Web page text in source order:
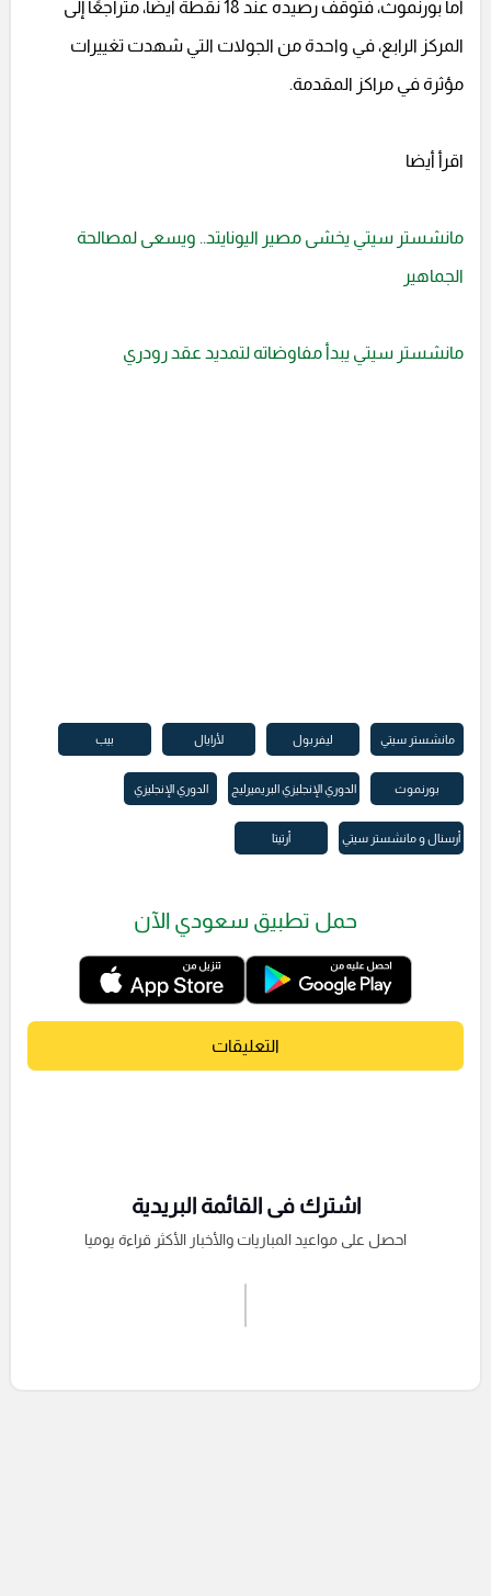
أما بورنموث، فتوقف رصيده عند 18 نقطة أيضًا، متراجعًا إلى
المركز الرابع، في واحدة من الجولات التي شهدت تغييرات
مؤثرة في مراكز المقدمة.
اقرأ أيضا
مانشستر سيتي يخشى مصير اليونايتد.. ويسعى لمصالحة
الجماهير
مانشستر سيتي يبدأ مفاوضاته لتمديد عقد رودري
مانشستر سيتي ليفربول لأرايال بيب
بورنموث الدوري الإنجليزي البريميرليج الدوري الإنجليزي
أرسنال و مانشستر سيتي أرتيتا
حمل تطبيق سعودي الآن
التعليقات
اشترك فى القائمة البريدية
احصل على مواعيد المباريات والأخبار الأكثر قراءة يوميا